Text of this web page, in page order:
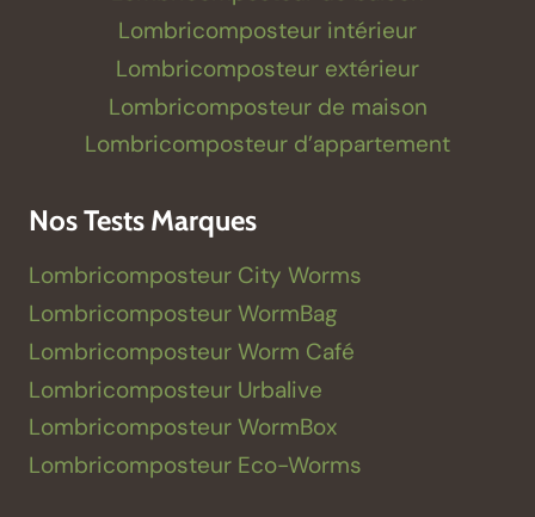
Lombricomposteur intérieur
Lombricomposteur extérieur
Lombricomposteur de maison
Lombricomposteur d’appartement
Nos Tests Marques
Lombricomposteur City Worms
Lombricomposteur WormBag
Lombricomposteur Worm Café
Lombricomposteur Urbalive
Lombricomposteur WormBox
Lombricomposteur Eco-Worms